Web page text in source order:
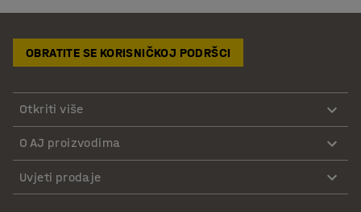
OBRATITE SE KORISNIČKOJ PODRŠCI
Otkriti više
O AJ proizvodima
Uvjeti prodaje